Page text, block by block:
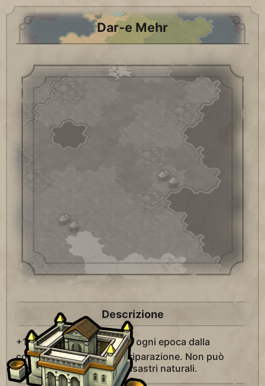
Dar-e Mehr
Descrizione
+1
Fede aggiuntiva per ogni epoca dalla
costruzione o dall'ultima riparazione. Non può
essere danneggiato dai disastri naturali.